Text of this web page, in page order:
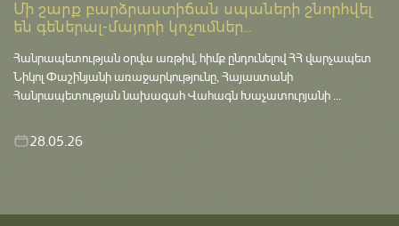
Մի շարք բարձրաստիճան սպաների շնորհվել
են գեներալ-մայորի կոչումներ...
Հանրապետության օրվա առթիվ, հիմք ընդունելով ՀՀ վարչապետ
Նիկոլ Փաշինյանի առաջարկությունը, Հայաստանի
Հանրապետության նախագահ Վահագն Խաչատուրյանի ...
28.05.26